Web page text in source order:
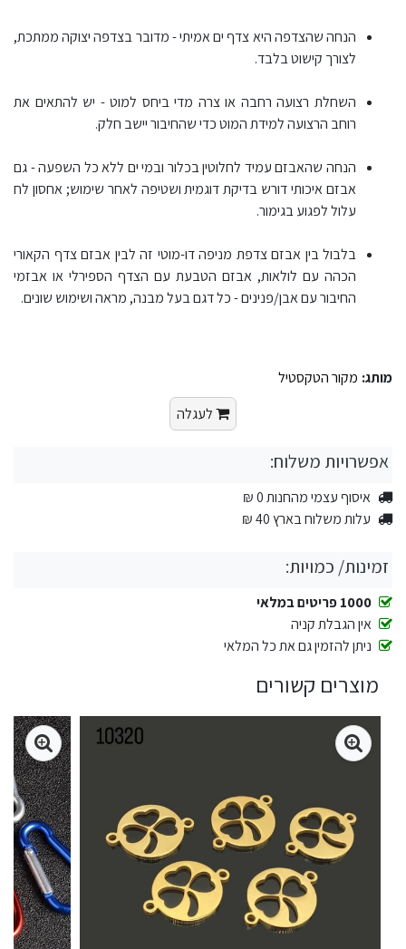
הנחה שהצדפה היא צדף ים אמיתי - מדובר בצדפה יצוקה ממתכת,
לצורך קישוט בלבד.
השחלת רצועה רחבה או צרה מדי ביחס למוט - יש להתאים את
רוחב הרצועה למידת המוט כדי שהחיבור יישב חלק.
הנחה שהאבזם עמיד לחלוטין בכלור ובמי ים ללא כל השפעה - גם
אבזם איכותי דורש בדיקת דוגמית ושטיפה לאחר שימוש; אחסון לח
עלול לפגוע בגימור.
בלבול בין אבזם צדפת מניפה דו-מוטי זה לבין אבזם צדף הקאורי
הכהה עם לולאות, אבזם הטבעת עם הצדף הספירלי או אבזמי
החיבור עם אבן/פנינים - כל דגם בעל מבנה, מראה ושימוש שונים.
מותג: מקור הטקסטיל
לעגלה
אפשרויות משלוח:
איסוף עצמי מהחנות 0 ₪
עלות משלוח בארץ 40 ₪
זמינות/ כמויות:
1000 פריטים במלאי
אין הגבלת קניה
ניתן להזמין גם את כל המלאי
מוצרים קשורים